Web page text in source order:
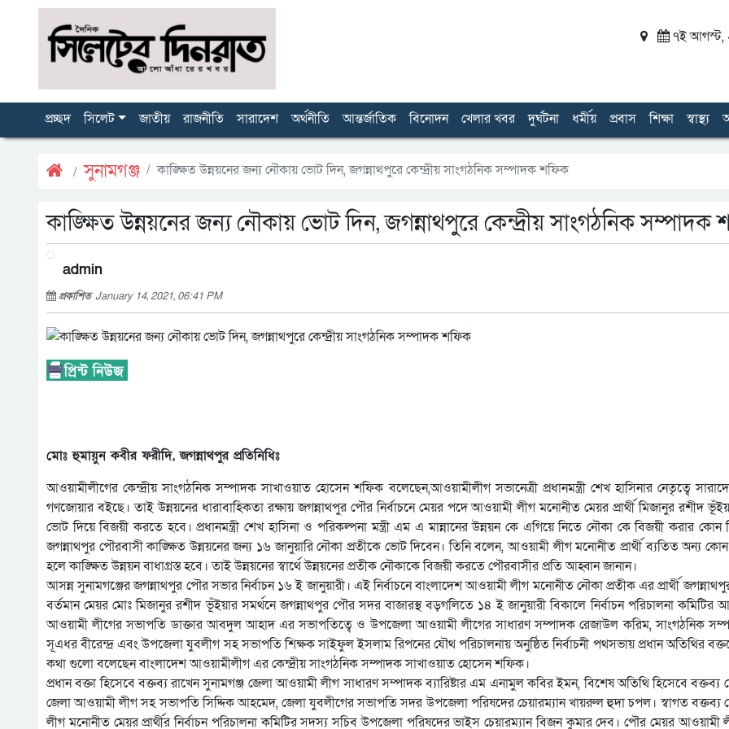
৭ই আগস্ট,
প্রচ্ছদ সিলেট জাতীয় রাজনীতি সারাদেশ অর্থনীতি আন্তর্জাতিক বিনোদন খেলার খবর দুর্ঘটনা ধর্মীয় প্রবাস শিক্ষা স্বাস্থ্য
সুনামগঞ্জ কাঙ্ক্ষিত উন্নয়নের জন্য নৌকায় ভোট দিন, জগন্নাথপুরে কেন্দ্রীয় সাংগঠনিক সম্পাদক শফিক
কাঙ্ক্ষিত উন্নয়নের জন্য নৌকায় ভোট দিন, জগন্নাথপুরে কেন্দ্রীয় সাংগঠনিক সম্পাদক
admin
প্রকাশিতJanuary 14, 2021, 06:41 PM
মোঃ হুমায়ুন কবীর ফরীদি, জগন্নাথপুর প্রতিনিধিঃ
আওয়ামীলীগের কেন্দ্রীয় সাংগঠনিক সম্পাদক সাখাওয়াত হোসেন শফিক বলেছেন,আওয়ামীলীগ সভানেত্রী প্রধানমন্ত্রী শেখ হাসিনার নেতৃত্বে
গণজোয়ার বইছে। তাই উন্নয়নের ধারাবাহিকতা রক্ষায় জগন্নাথপুর পৌর নির্বাচনে মেয়র পদে আওয়ামী লীগ মনোনীত মেয়র প্রার্থী মিজানুর রশীদ
ভোট দিয়ে বিজয়ী করতে হবে। প্রধানমন্ত্রী শেখ হাসিনা ও পরিকল্পনা মন্ত্রী এম এ মান্নানের উন্নয়ন কে এগিয়ে নিতে নৌকা কে বিজয়ী করার কোন
জগন্নাথপুর পৌরবাসী কাঙ্ক্ষিত উন্নয়নের জন্য ১৬ জানুয়ারি নৌকা প্রতীকে ভোট দিবেন। তিনি বলেন, আওয়ামী লীগ মনোনীত প্রার্থী ব্যতিত অন্য কোন
হলে কাঙ্ক্ষিত উন্নয়ন বাধাগ্রস্ত হবে। তাই উন্নয়নের স্বার্থে উন্নয়নের প্রতীক নৌকাকে বিজয়ী করতে পৌরবাসীর প্রতি আহ্বান জানান।
আসন্ন সুনামগঞ্জের জগন্নাথপুর পৌর সভার নির্বাচন ১৬ ই জানুয়ারী। এই নির্বাচনে বাংলাদেশ আওয়ামী লীগ মনোনীত নৌকা প্রতীক এর প্রার্থী
বর্তমান মেয়র মোঃ মিজানুর রশীদ ভূঁইয়ার সমর্থনে জগন্নাথপুর পৌর সদর বাজারস্থ বড়গলিতে ১৪ ই জানুয়ারী বিকালে নির্বাচন পরিচালনা কমিটির
আওয়ামী লীগের সভাপতি ডাক্তার আবদুল আহাদ এর সভাপতিত্বে ও উপজেলা আওয়ামী লীগের সাধারণ সম্পাদক রেজাউল করিম, সাংগঠনিক
সূএধর বীরেন্দ্র এবং উপজেলা যুবলীগ সহ সভাপতি শিক্ষক সাইফুল ইসলাম রিপনের যৌথ পরিচালনায় অনুষ্ঠিত নির্বাচনী পথসভায় প্রধান অতিথির
কথা গুলো বলেছেন বাংলাদেশ আওয়ামীলীগ এর কেন্দ্রীয় সাংগঠনিক সম্পাদক সাখাওয়াত হোসেন শফিক।
প্রধান বক্তা হিসেবে বক্তব্য রাখেন সুনামগঞ্জ জেলা আওয়ামী লীগ সাধারণ সম্পাদক ব্যারিষ্টার এম এনামুল কবির ইমন, বিশেষ অতিথি হিসেবে বক্তব্য
জেলা আওয়ামী লীগ সহ সভাপতি সিদ্দিক আহমেদ, জেলা যুবলীগের সভাপতি সদর উপজেলা পরিষদের চেয়ারম্যান খায়রুল হুদা চপল। স্বাগত বক্তব্য
লীগ মনোনীত মেয়র প্রার্থীর নির্বাচন পরিচালনা কমিটির সদস্য সচিব উপজেলা পরিষদের ভাইস চেয়ারম্যান বিজন কুমার দেব। পৌর মেয়র আওয়ামী